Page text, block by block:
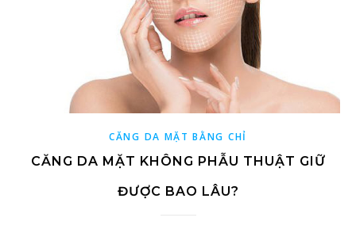
CĂNG DA MẶT BẰNG CHỈ
CĂNG DA MẶT KHÔNG PHẪU THUẬT GIỮ
ĐƯỢC BAO LÂU?